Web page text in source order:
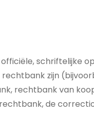
officiële, schriftelijke
rechtbank zijn
rechtbank van
de